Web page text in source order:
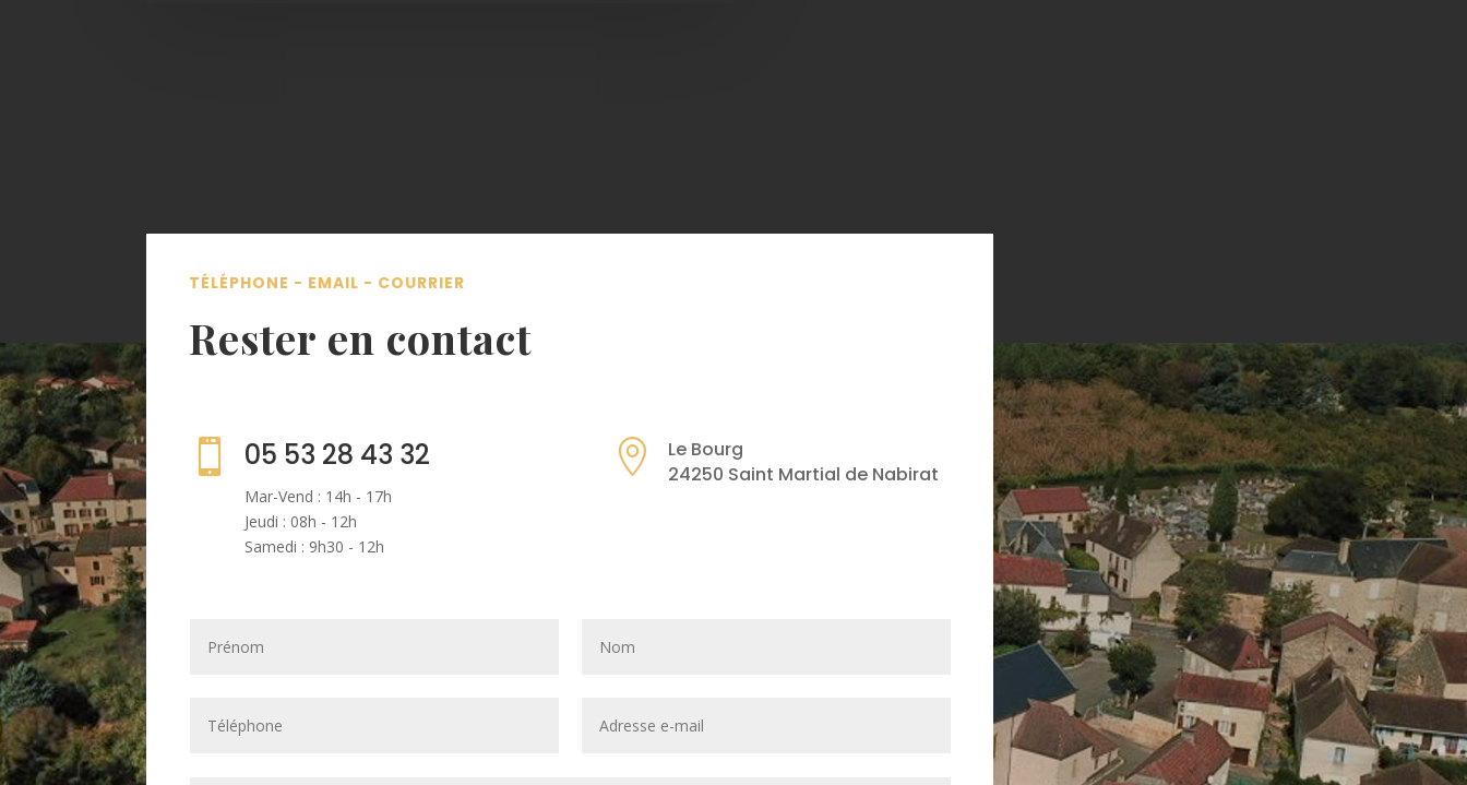
TÉLÉPHONE - EMAIL - COURRIER
Rester en contact
 05 53 28 43 32
Mar-Vend : 14h - 17h
Jeudi : 08h - 12h
Samedi : 9h30 - 12h

Le Bourg
24250 Saint Martial de Nabirat